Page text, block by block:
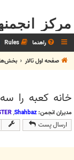
مرکز
راهنما Rules
صفحه اول تالار
خانه کعبه را
مدیران انجمن: Shahbaz
,
ارسال پست